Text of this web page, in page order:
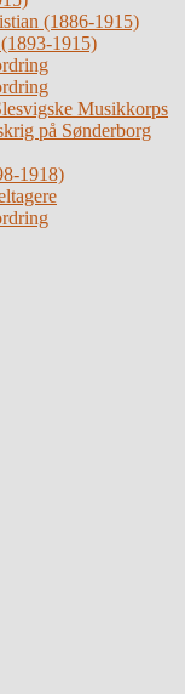
(1886-1915)
1915)
Musikkorps
på Sønderborg
1918)